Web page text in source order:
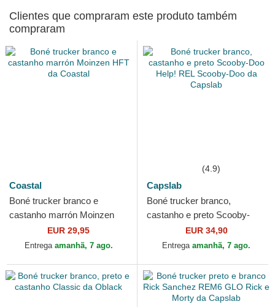
Clientes que compraram este produto também
compraram
Coastal
Boné trucker branco e
castanho marrón Moinzen
HFT da Coastal
EUR 29,95
Entrega amanhã, 7 ago.
(4.9)
Capslab
Boné trucker branco,
castanho e preto Scooby-
Doo Help! REL Scooby-Doo
da Capslab
EUR 34,90
Entrega amanhã, 7 ago.